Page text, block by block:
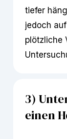
tiefer
jedoch auf
plötzliche
3)
einen